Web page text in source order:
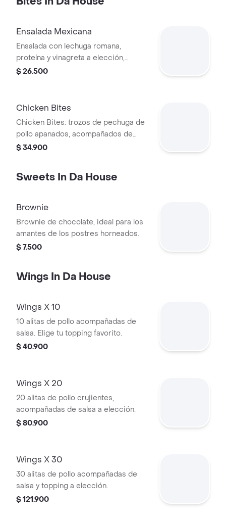
Ensalada Mexicana
Ensalada con lechuga romana,
proteína y vinagreta a elección,
cebolla morada, tomate cherry,
$ 26.500
Chicken Bites
Chicken Bites: trozos de pechuga de
pollo apanados, acompañados de
salsa y topping a elección.
$ 34.900
Sweets In Da House
Brownie
Brownie de chocolate, ideal para los
amantes de los postres horneados.
$ 7.500
Wings In Da House
Wings X 10
10 alitas de pollo acompañadas de
salsa. Elige tu topping favorito.
$ 40.900
Wings X 20
20 alitas de pollo crujientes,
acompañadas de salsa a elección.
$ 80.900
Wings X 30
30 alitas de pollo acompañadas de
salsa y topping a elección.
$ 121.900